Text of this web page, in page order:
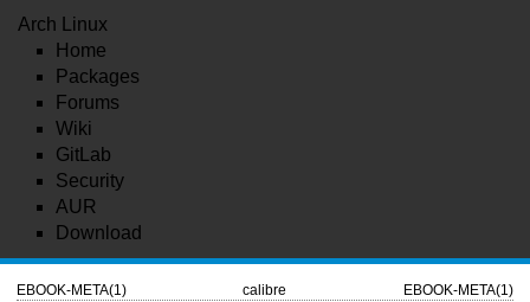
Arch Linux
Home
Packages
Forums
Wiki
GitLab
Security
AUR
Download
EBOOK-META(1) calibre EBOOK-META(1)